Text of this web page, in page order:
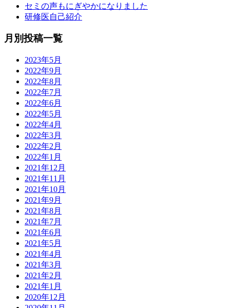
セミの声もにぎやかになりました
研修医自己紹介
月別投稿一覧
2023年5月
2022年9月
2022年8月
2022年7月
2022年6月
2022年5月
2022年4月
2022年3月
2022年2月
2022年1月
2021年12月
2021年11月
2021年10月
2021年9月
2021年8月
2021年7月
2021年6月
2021年5月
2021年4月
2021年3月
2021年2月
2021年1月
2020年12月